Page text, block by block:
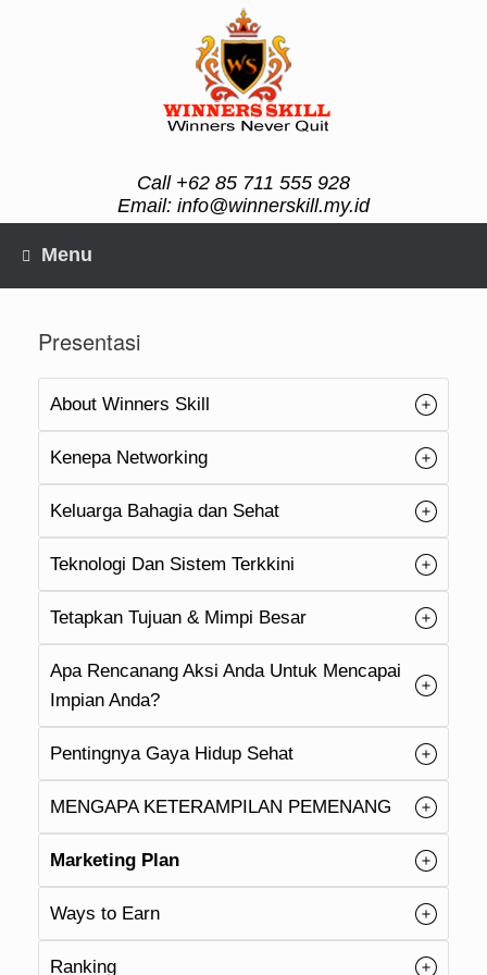
Call +62 85 711 555 928
Email: info@winnerskill.my.id
Menu
Presentasi
About Winners Skill
Kenepa Networking
Keluarga Bahagia dan Sehat
Teknologi Dan Sistem Terkkini
Tetapkan Tujuan & Mimpi Besar
Apa Rencanang Aksi Anda Untuk Mencapai
Impian Anda?
Pentingnya Gaya Hidup Sehat
MENGAPA KETERAMPILAN PEMENANG
Marketing Plan
Ways to Earn
Ranking